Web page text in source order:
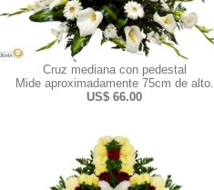
Cruz mediana con pedestal
Mide aproximadamente 75cm de alto.
US$ 66.00